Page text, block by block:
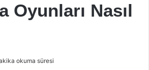
Oyunları Nasıl
okuma süresi